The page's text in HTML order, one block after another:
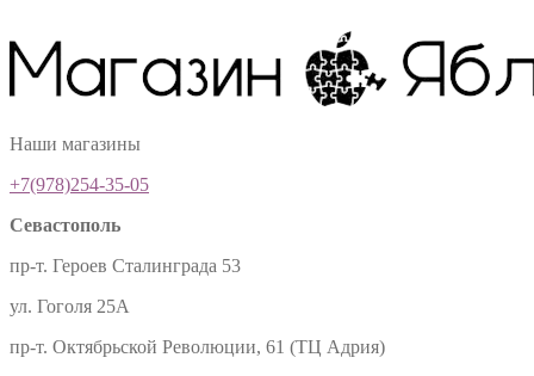
Наши магазины
+7(978)254-35-05
Севастополь
пр-т. Героев Сталинграда 53
ул. Гоголя 25А
пр-т. Октябрьской Революции, 61 (ТЦ Адрия)